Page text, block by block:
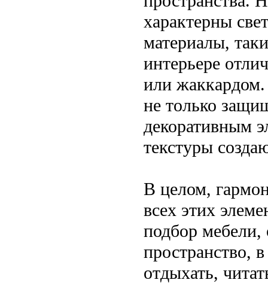
характерны
материалы,
интерьере
или
не только
декоративным
текстуры
В целом,
всех этих
подбор мебели,
пространство,
отдыхать,